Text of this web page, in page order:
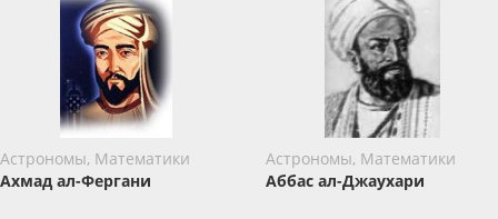
Астрономы, Математики
Ахмад ал-Фергани
Астрономы, Математики
Аббас ал-Джаухари